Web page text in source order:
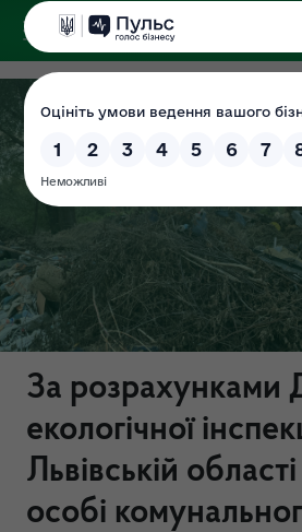
у Львівській
За розрахунками
екологічної
Львівській
особі